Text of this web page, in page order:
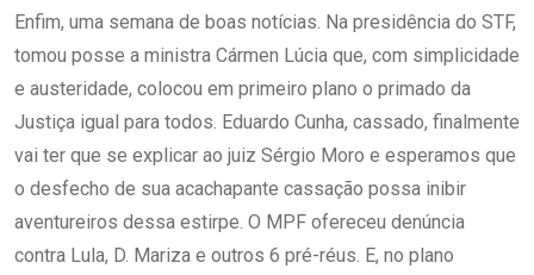
Enfim, uma semana de boas notícias. Na presidência do STF,
tomou posse a ministra Cármen Lúcia que, com simplicidade
e austeridade, colocou em primeiro plano o primado da
Justiça igual para todos. Eduardo Cunha, cassado, finalmente
vai ter que se explicar ao juiz Sérgio Moro e esperamos que
o desfecho de sua acachapante cassação possa inibir
aventureiros dessa estirpe. O MPF ofereceu denúncia
contra Lula, D. Mariza e outros 6 pré-réus. E, no plano